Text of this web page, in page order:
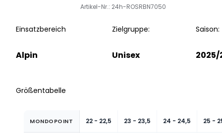
Artikel-Nr.: 24h-ROSRBN7050
Einsatzbereich
Alpin
Zielgruppe:
Unisex
Saison:
2025/
Größentabelle
MONDOPOINT 22 - 22,5 23 - 23,5 24 - 24,5 25 -